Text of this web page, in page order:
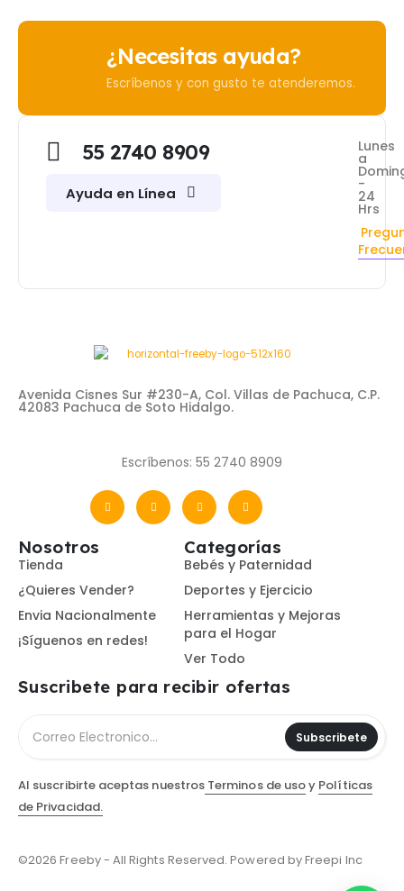
¿Necesitas ayuda?
Escríbenos y con gusto te atenderemos.
55 2740 8909
Ayuda en Línea
Lunes
a
-
24
Hrs
Avenida Cisnes Sur #230-A, Col. Villas de Pachuca, C.P.
42083 Pachuca de Soto Hidalgo.
Escríbenos: 55 2740 8909
Nosotros
Tienda
¿Quieres Vender?
Envia Nacionalmente
¡Síguenos en redes!
Categorías
Bebés y Paternidad
Deportes y Ejercicio
Herramientas y Mejoras
para el Hogar
Ver Todo
Suscribete para recibir ofertas
Subscribete
Al suscribirte aceptas nuestros Terminos de usoy Políticas
de Privacidad.
©2026 Freeby - All Rights Reserved. Powered by Freepi Inc